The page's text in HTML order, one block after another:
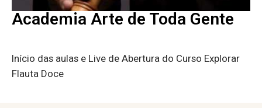
Academia Arte de Toda Gente
Início das aulas e Live de Abertura do Curso Explorar
Flauta Doce